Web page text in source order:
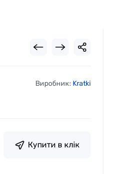
Виробник: Kratki
Купити в клік